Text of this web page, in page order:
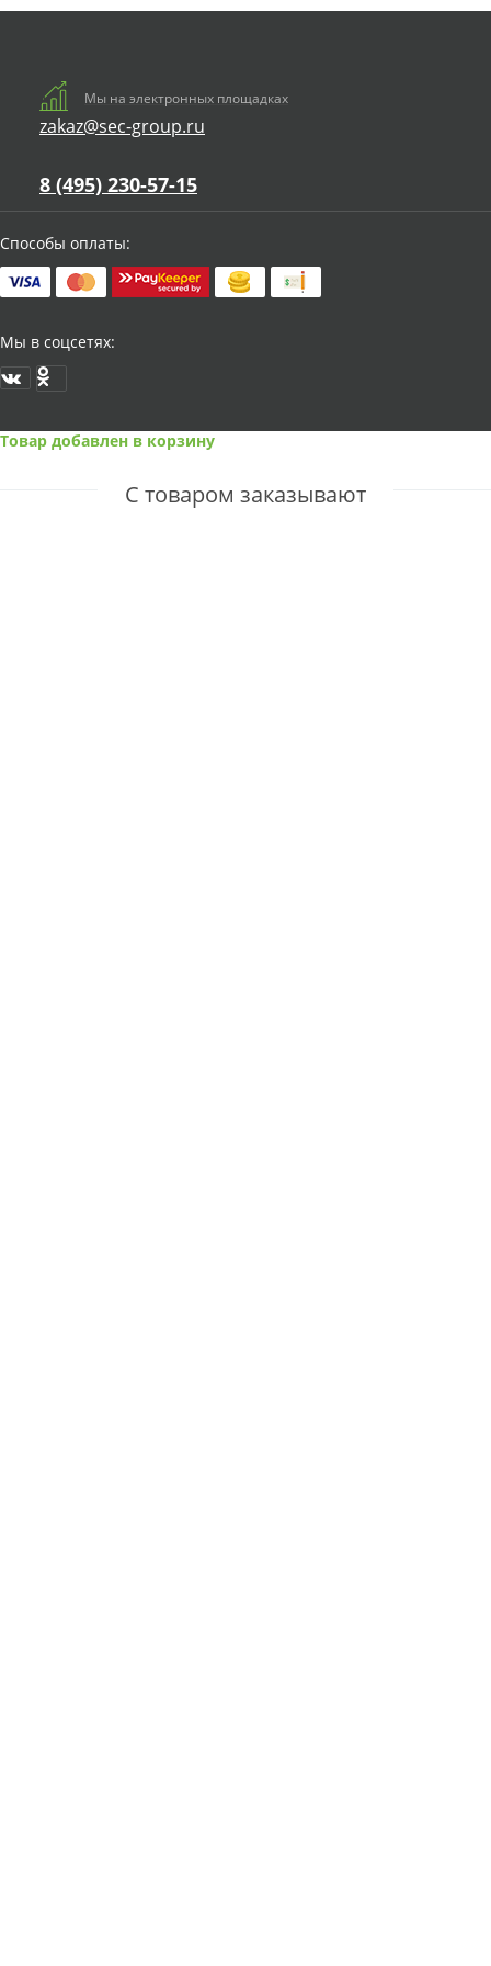
Мы на электронных площадках
zakaz@sec-group.ru
8 (495) 230-57-15
Способы оплаты:
Мы в соцсетях:
Товар добавлен в корзину
С товаром заказывают